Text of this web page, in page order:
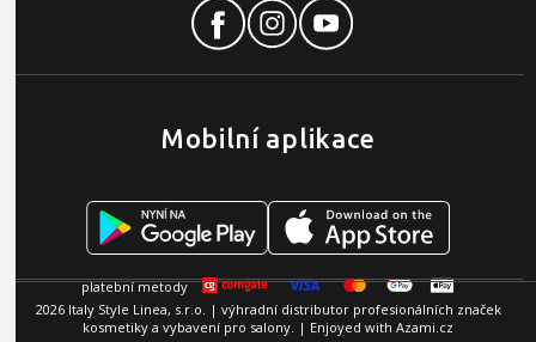
Mobilní aplikace
2026 Italy Style Linea, s.r.o. | výhradní distributor profesionálních značek
kosmetiky a vybavení pro salony. | Enjoyed with Azami.cz